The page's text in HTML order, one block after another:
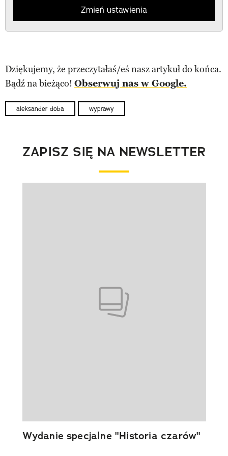
Zmień ustawienia
Dziękujemy, że przeczytałaś/eś nasz artykuł do końca.
Bądź na bieżąco! Obserwuj nas w Google.
aleksander doba wyprawy
ZAPISZ SIĘ NA NEWSLETTER
Wydanie specjalne "Historia czarów"